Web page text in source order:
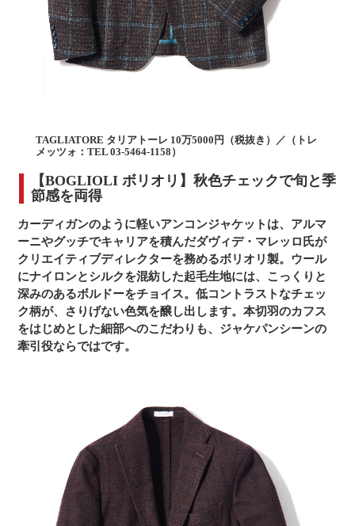
TAGLIATORE タリアトーレ 10万5000円（税抜き）／（トレ
メッツォ：TEL 03-5464-1158）
【BOGLIOLI ボリオリ】秋色チェックで旬と季
節感を両得
カーディガンのように軽いアンコンジャケットは、アルマ
ーニやグッチでキャリアを積んだダヴィデ・マレッロ氏が
クリエイティブディレクターを務めるボリオリ製。ウール
にナイロンとシルクを混紡した起毛生地には、こっくりと
深みのあるボルドーをチョイス。低コントラストなチェッ
ク柄が、さりげない色気を醸し出します。本切羽のカフス
をはじめとした細部へのこだわりも、ジャケパンシーンの
牽引役ならではです。